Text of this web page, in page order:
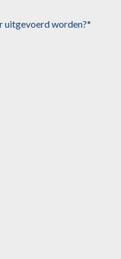
uitgevoerd worden?*